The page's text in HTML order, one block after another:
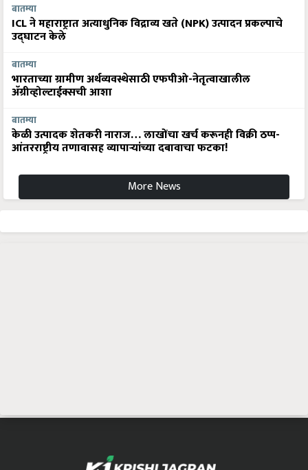
बातम्या
ICL ने महाराष्ट्रात अत्याधुनिक विद्राव्य खते (NPK) उत्पादन प्रकल्पाचे
उद्घाटन केले
बातम्या
भारताच्या ग्रामीण अर्थव्यवस्थेसाठी एफपीओ-नेतृत्वाखालील
अ‍ॅग्रीव्होल्टाईक्सची आशा
बातम्या
केळी उत्पादक शेतकरी नाराज… लाखोंचा खर्च करूनही विक्री ठप्प-
आंतरराष्ट्रीय तणावासह व्यापाऱ्यांच्या दबावाचा फटका!
More News